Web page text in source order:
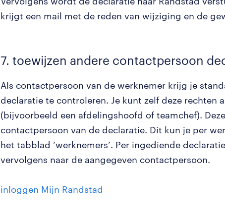
krijgt een mail met de reden van wijziging en de
7. toewijzen andere contactpersoon
Als contactpersoon van de werknemer krijg je
declaratie te controleren. Je kunt zelf deze rechten
(bijvoorbeeld een afdelingshoofd of teamchef).
contactpersoon van de declaratie. Dit kun je per
het tabblad ‘werknemers’. Per ingediende
vervolgens naar de aangegeven contactpersoon.
inloggen Mijn Randstad